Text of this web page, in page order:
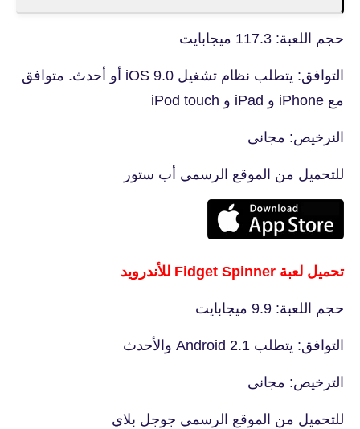
حجم اللعبة: 117.3 ميجابايت
التوافق: يتطلب نظام تشغيل iOS 9.0 أو أحدث. متوافق
مع iPhone و iPad و iPod touch
النرخيص: مجانى
للتحميل من الموقع الرسمي أب ستور
تحميل لعبة Fidget Spinner للأندرويد
حجم اللعبة: 9.9 ميجابايت
التوافق: يتطلب Android 2.1 والأحدث
الترخيص: مجانى
للتحميل من الموقع الرسمي جوجل بلاي